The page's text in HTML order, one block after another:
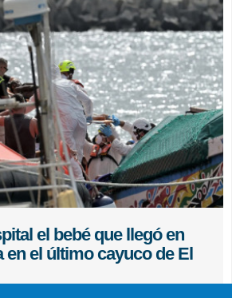
el bebé que llegó en
en el último cayuco de El